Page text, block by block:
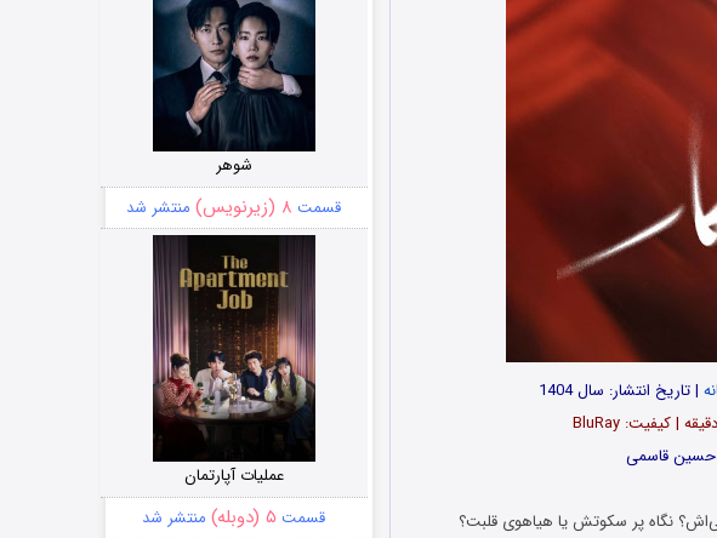
| تاریخ انتشار: سال 1404
‌قاسمی
نگاه پر سکوتش یا هیاهوی قلبت؟
شوهر
قسمت ۸ (زیرنویس) منتشر شد
عملیات آپارتمان
قسمت ۵ (دوبله) منتشر شد